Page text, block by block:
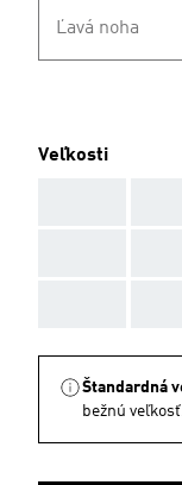
Ľavá noha
Veľkosti
Štandardná
bežnú